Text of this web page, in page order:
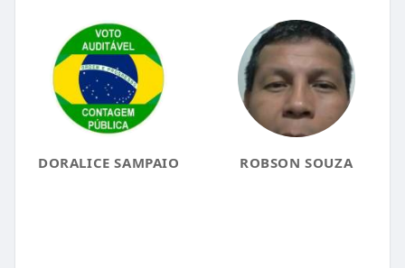
DORALICE SAMPAIO ROBSON SOUZA